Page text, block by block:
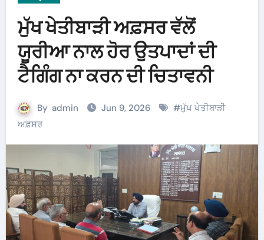
ਮੁੱਖ ਖੇਤੀਬਾੜੀ ਅਫ਼ਸਰ ਵੱਲੋਂ
ਯੂਰੀਆ ਨਾਲ ਹੋਰ ਉਤਪਾਦਾਂ ਦੀ
ਟੈਗਿੰਗ ਨਾ ਕਰਨ ਦੀ ਚਿਤਾਵਨੀ
By admin Jun 9, 2026 #ਮੁੱਖ ਖੇਤੀਬਾੜੀ
ਅਫ਼ਸਰ